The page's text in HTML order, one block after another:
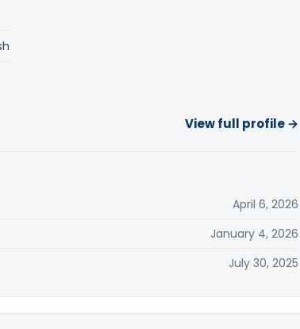
View full profile →
April 6, 2026
January 4, 2026
July 30, 2025